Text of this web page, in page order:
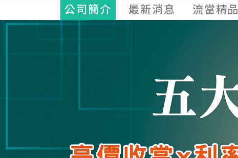
公司簡介 最新消息 流當精品